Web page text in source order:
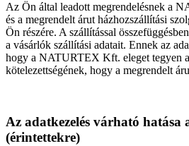
Az Ön által leadott megrendelésnek a
és a megrendelt árut házhozszállítási
Ön részére. A szállítással
a vásárlók szállítási adatait. Ennek az
hogy a NATURTEX Kft. eleget tegyen
kötelezettségének, hogy a megrendelt
Az adatkezelés várható hatása
(érintettekre)